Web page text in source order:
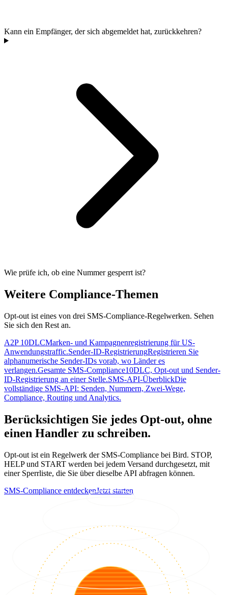
Kann ein Empfänger, der sich abgemeldet hat, zurückkehren?
Wie prüfe ich, ob eine Nummer gesperrt ist?
Weitere Compliance-Themen
Opt-out ist eines von drei SMS-Compliance-Regelwerken. Sehen
Sie sich den Rest an.
A2P 10DLCMarken- und Kampagnenregistrierung für US-
Anwendungstraffic.Sender-ID-RegistrierungRegistrieren Sie
alphanumerische Sender-IDs vorab, wo Länder es
verlangen.Gesamte SMS-Compliance10DLC, Opt-out und Sender-
ID-Registrierung an einer Stelle.SMS-API-ÜberblickDie
vollständige SMS-API: Senden, Nummern, Zwei-Wege,
Compliance, Routing und Analytics.
Berücksichtigen Sie jedes Opt-out, ohne
einen Handler zu schreiben.
Opt-out ist ein Regelwerk der SMS-Compliance bei Bird. STOP,
HELP und START werden bei jedem Versand durchgesetzt, mit
einer Sperrliste, die Sie über dieselbe API abfragen können.
SMS-Compliance entdeckenJetzt starten